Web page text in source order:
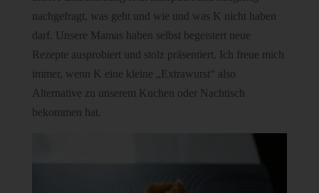
nachgefragt, was geht und wie und was K nicht haben
darf. Unsere Mamas haben selbst begeistert neue
Rezepte ausprobiert und stolz präsentiert. Ich freue mich
immer, wenn K eine kleine „Extrawurst“ also
Alternative zu unserem Kuchen oder Nachtisch
bekommen hat.